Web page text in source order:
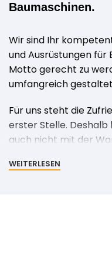
Baumaschinen.
Wir sind Ihr
und Ausrüstungen für
Motto gerecht zu
umfangreich
Für uns steht die
erster Stelle.
auch nicht mit der
Dienstleistungen, die
WEITERLESEN